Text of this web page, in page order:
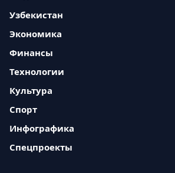
Узбекистан
Экономика
Финансы
Технологии
Культура
Спорт
Инфографика
Спецпроекты